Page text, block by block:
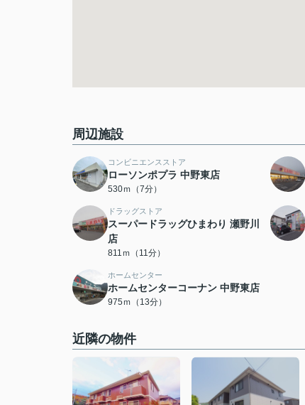
周辺施設
コンビニエンスストア
ローソンポプラ 中野東店
530ｍ（7分）
ドラッグストア
スーパードラッグひまわり 瀬野川
店
811ｍ（11分）
ホームセンター
ホームセンターコーナン 中野東店
975ｍ（13分）
近隣の物件